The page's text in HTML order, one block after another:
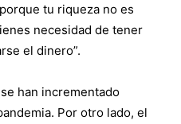
tu riqueza no es
necesidad de tener
el dinero”.
han incrementado
Por otro lado, el